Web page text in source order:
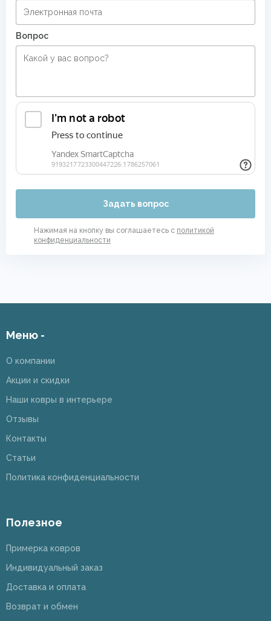
Вопрос
Задать вопрос
Нажимая на кнопку вы соглашаетесь с политикой
конфиденциальности
Меню -
О компании
Акции и скидки
Наши ковры в интерьере
Отзывы
Контакты
Статьи
Политика конфиденциальности
Полезное
Примерка ковров
Индивидуальный заказ
Доставка и оплата
Возврат и обмен